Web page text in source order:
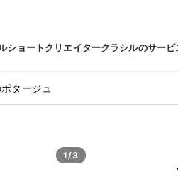
ショートクリエイタークラシルのサービ
タージュ
1/3